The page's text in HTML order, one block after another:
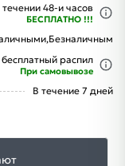
течении 48-и часов
БЕСПЛАТНО !!!
Безналичным
распил
При самовывозе
В течение 7 дней